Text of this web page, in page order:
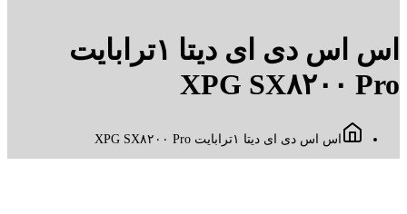
اس اس دی ای دیتا ۱ترابایت
XPG SX۸۲۰۰ Pro
اس اس دی ای دیتا ۱ترابایت XPG SX۸۲۰۰ Pro